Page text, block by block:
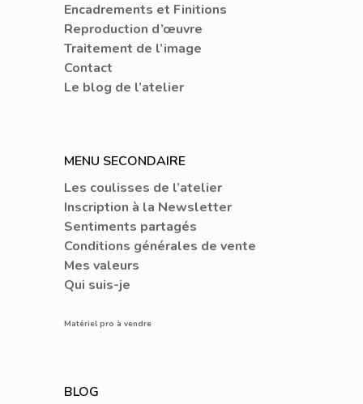
Encadrements et Finitions
Reproduction d’œuvre
Traitement de l’image
Contact
Le blog de l’atelier
MENU SECONDAIRE
Les coulisses de l’atelier
Inscription à la Newsletter
Sentiments partagés
Conditions générales de vente
Mes valeurs
Qui suis-je
Matériel pro à vendre
BLOG